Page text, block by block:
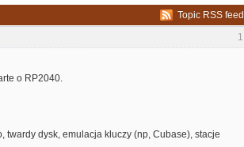
Topic RSS feed
1
o RP2040.
dysk, emulacja kluczy (np, Cubase), stacje